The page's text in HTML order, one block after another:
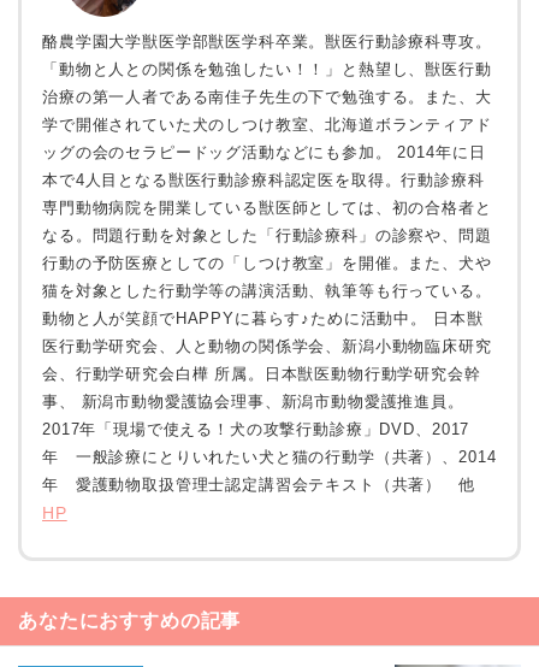
酪農学園大学獣医学部獣医学科卒業。獣医行動診療科専攻。
「動物と人との関係を勉強したい！！」と熱望し、獣医行動
治療の第一人者である南佳子先生の下で勉強する。また、大
学で開催されていた犬のしつけ教室、北海道ボランティアド
ッグの会のセラピードッグ活動などにも参加。 2014年に日
本で4人目となる獣医行動診療科認定医を取得。行動診療科
専門動物病院を開業している獣医師としては、初の合格者と
なる。問題行動を対象とした「行動診療科」の診察や、問題
行動の予防医療としての「しつけ教室」を開催。また、犬や
猫を対象とした行動学等の講演活動、執筆等も行っている。
動物と人が笑顔でHAPPYに暮らす♪ために活動中。 日本獣
医行動学研究会、人と動物の関係学会、新潟小動物臨床研究
会、行動学研究会白樺 所属。日本獣医動物行動学研究会幹
事、 新潟市動物愛護協会理事、新潟市動物愛護推進員。
2017年「現場で使える！犬の攻撃行動診療」DVD、2017
年 一般診療にとりいれたい犬と猫の行動学（共著）、2014
年 愛護動物取扱管理士認定講習会テキスト（共著） 他
HP
あなたにおすすめの記事